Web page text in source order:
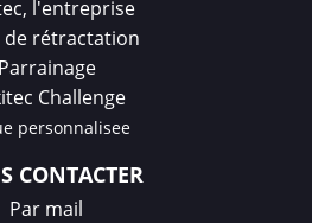
l'entreprise
rétractation
Parrainage
Challenge
personnalisee
CONTACTER
Par mail